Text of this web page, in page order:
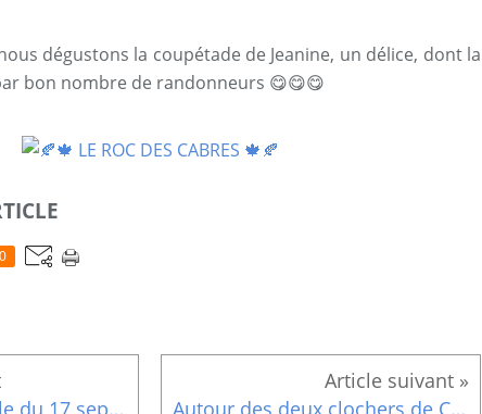
dégustons la coupétade de Jeanine, un délice, dont la
bon nombre de randonneurs 😋😋😋
0
assemblée générale du 17 septembre 2022, compte rendu Autour des deux clochers de Coussergues